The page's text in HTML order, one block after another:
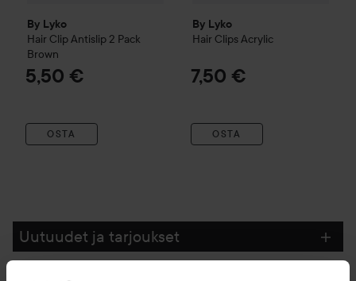
By Lyko
Hair Clip Antislip 2 Pack
Brown
5,50 €
OSTA
By Lyko
Hair Clips Acrylic
7,50 €
OSTA
Uutuudet ja tarjoukset